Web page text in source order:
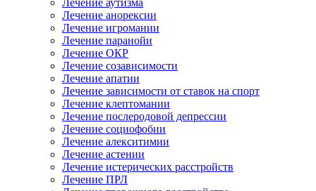
Лечение аутизма
Лечение анорексии
Лечение игромании
Лечение паранойи
Лечение ОКР
Лечение созависимости
Лечение апатии
Лечение зависимости от ставок на спорт
Лечение клептомании
Лечение послеродовой депрессии
Лечение социофобии
Лечение алекситимии
Лечение астении
Лечение истерических расстройств
Лечение ПРЛ